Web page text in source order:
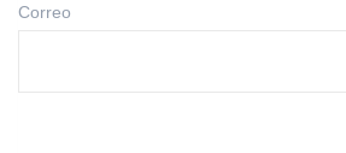
Correo